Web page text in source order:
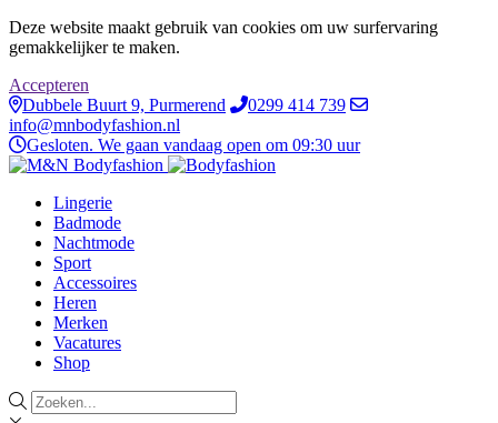
Deze website maakt gebruik van cookies om uw surfervaring
gemakkelijker te maken.
Accepteren
Dubbele Buurt 9, Purmerend
0299 414 739
info@mnbodyfashion.nl
Gesloten. We gaan vandaag open om 09:30 uur
Lingerie
Badmode
Nachtmode
Sport
Accessoires
Heren
Merken
Vacatures
Shop